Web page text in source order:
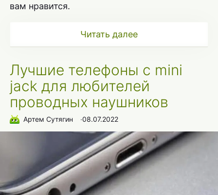
вам нравится.
Читать далее
Лучшие телефоны с mini
jack для любителей
проводных наушников
Артем Сутягин ∙08.07.2022